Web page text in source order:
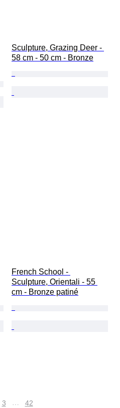
Sculpture, Grazing Deer -
58 cm - 50 cm - Bronze
French School -
Sculpture, Orientali - 55
cm - Bronze patiné
3 … 42